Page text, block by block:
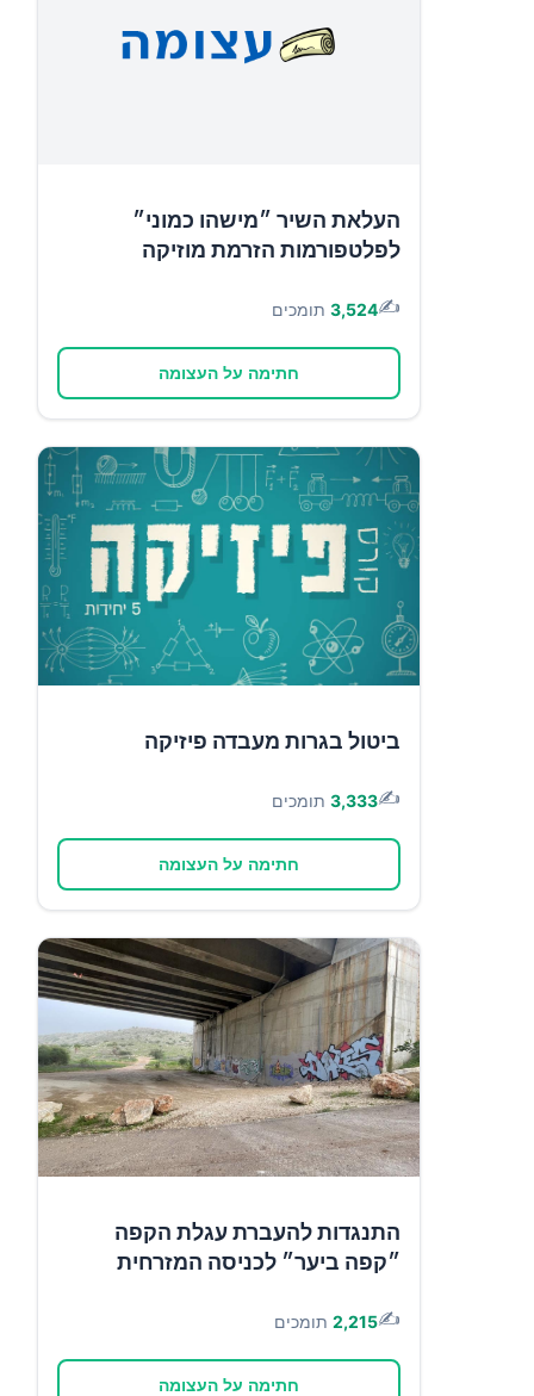
העלאת השיר ״מישהו כמוני״
לפלטפורמות הזרמת מוזיקה
✍️
3,524 תומכים
חתימה על העצומה
ביטול בגרות מעבדה פיזיקה
✍️
3,333 תומכים
חתימה על העצומה
התנגדות להעברת עגלת הקפה
״קפה ביער״ לכניסה המזרחית
✍️
2,215 תומכים
חתימה על העצומה